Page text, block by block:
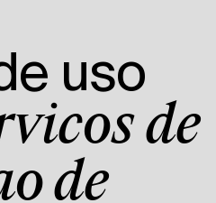
uso
de
de